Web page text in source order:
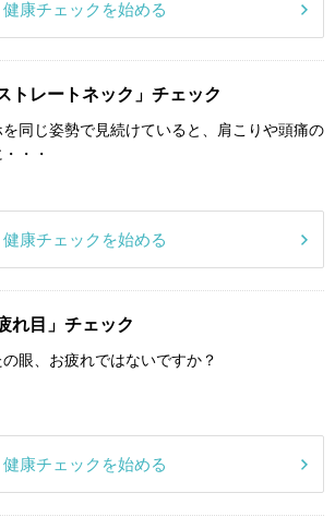
健康チェックを始める
トレートネック」チェック
を同じ姿勢で見続けていると、肩こりや頭痛の
・・
健康チェックを始める
れ目」チェック
の眼、お疲れではないですか？
健康チェックを始める